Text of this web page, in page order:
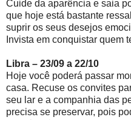
Cuide da aparência e saia
que hoje está bastante
suprir os seus desejos
Invista em conquistar quem
Libra – 23/09 a 22/10
Hoje você poderá passar
casa. Recuse os convites
seu lar e a companhia das
precisa se preservar, pois